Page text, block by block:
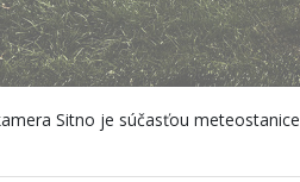
Sitno je súčasťou meteostanice